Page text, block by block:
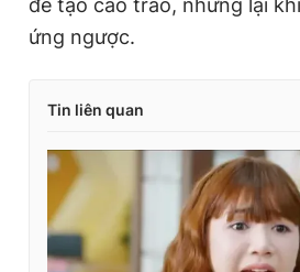
để tạo cao trào, nhưng lại
ứng ngược.
Tin liên quan